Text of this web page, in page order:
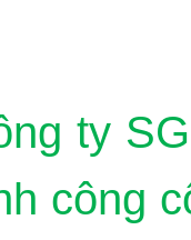
ty
công